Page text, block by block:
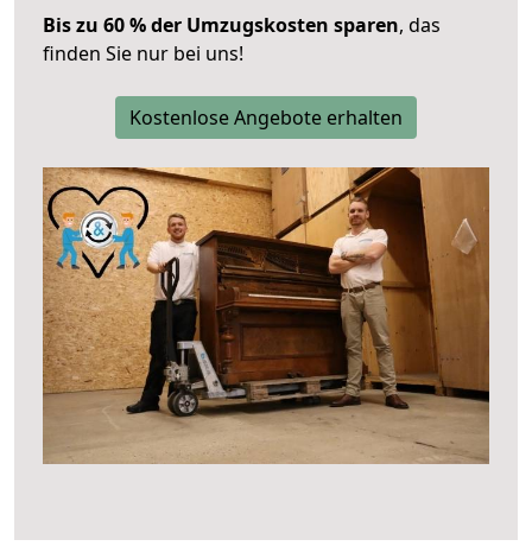
Bis zu 60 % der Umzugskosten sparen, das
finden Sie nur bei uns!
Kostenlose Angebote erhalten